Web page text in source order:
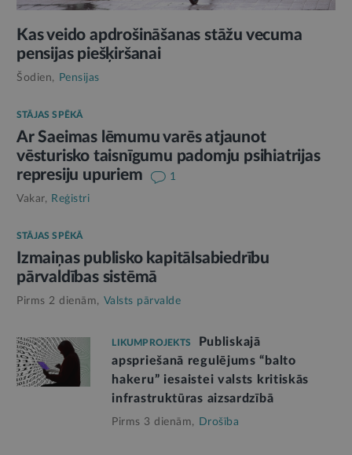
Kas veido apdrošināšanas stāžu vecuma
pensijas piešķiršanai
Šodien, Pensijas
STĀJAS SPĒKĀ
Ar Saeimas lēmumu varēs atjaunot
vēsturisko taisnīgumu padomju psihiatrijas
represiju upuriem
1
Vakar, Reģistri
STĀJAS SPĒKĀ
Izmaiņas publisko kapitālsabiedrību
pārvaldības sistēmā
Pirms 2 dienām, Valsts pārvalde
LIKUMPROJEKTS
Publiskajā
apspriešanā regulējums “balto
hakeru” iesaistei valsts kritiskās
infrastruktūras aizsardzībā
Pirms 3 dienām, Drošība